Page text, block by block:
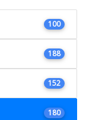
100
188
152
180